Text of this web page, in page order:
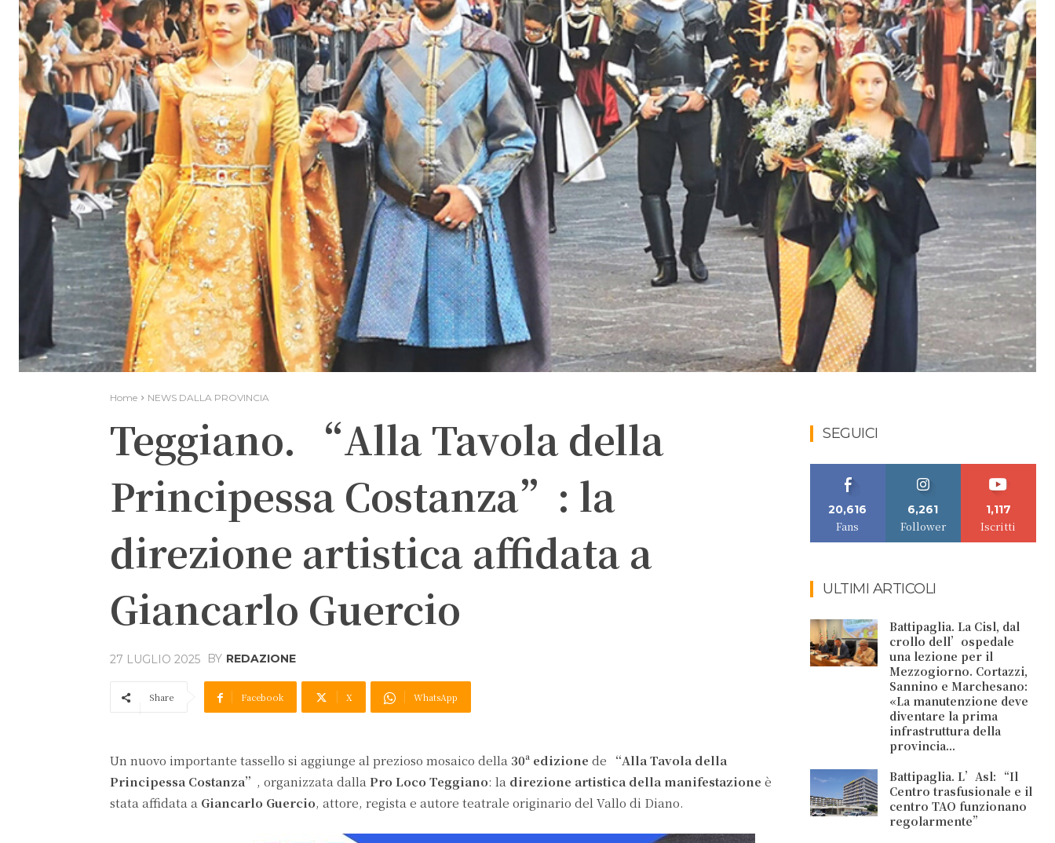
Home NEWS DALLA PROVINCIA
Teggiano. “Alla Tavola della
Principessa Costanza”: la
direzione artistica affidata a
Giancarlo Guercio
27 LUGLIO 2025 BY REDAZIONE
Share Facebook X WhatsApp
Un nuovo importante tassello si aggiunge al prezioso mosaico della 30ª edizione de
“Alla Tavola della
Principessa Costanza” , organizzata dalla Pro Loco Teggiano: la direzione artistica della manifestazione è
stata affidata a Giancarlo Guercio, attore, regista e autore teatrale originario del Vallo di Diano.
SEGUICI
20,616
Fans
6,261
Follower
1,117
Iscritti
ULTIMI ARTICOLI
Battipaglia. La Cisl, dal
crollo dell’ospedale
una lezione per il
Mezzogiorno. Cortazzi,
Sannino e Marchesano:
«La manutenzione deve
diventare la prima
infrastruttura della
provincia...
Battipaglia. L’Asl: “Il
Centro trasfusionale e il
centro TAO funzionano
regolarmente”